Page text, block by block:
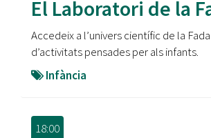
El Laboratori de la
Accedeix a l’univers científic de la
d’activitats pensades per als infants.
Infància
18:00